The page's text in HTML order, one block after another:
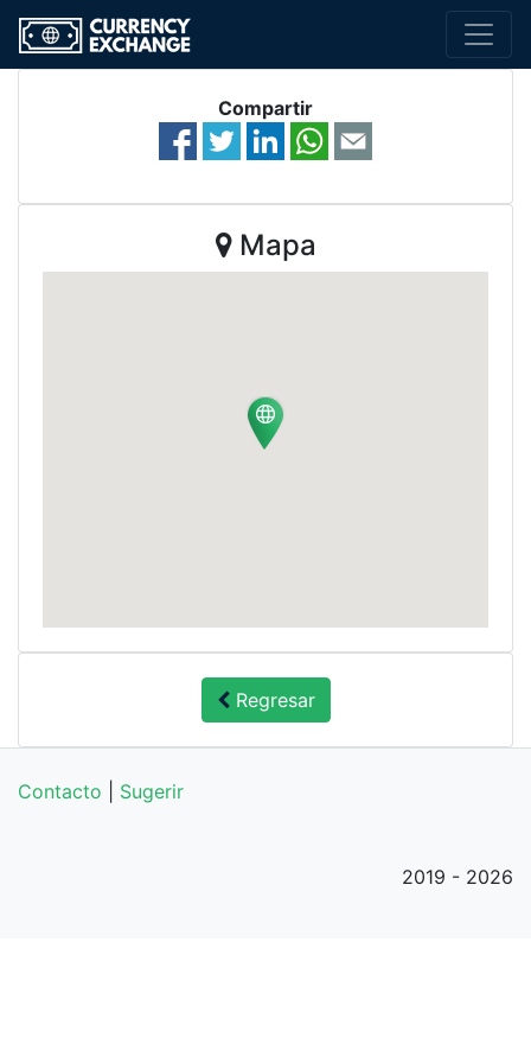
Compartir
Mapa
Regresar
Contacto Sugerir
2019 - 2026